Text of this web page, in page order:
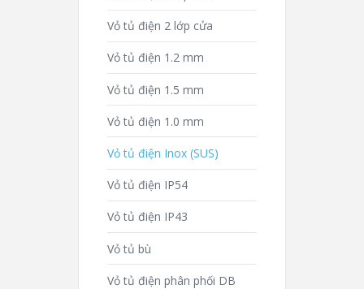
Vỏ tủ điện 2 lớp cửa
Vỏ tủ điện 1.2 mm
Vỏ tủ điện 1.5 mm
Vỏ tủ điện 1.0 mm
Vỏ tủ điện Inox (SUS)
Vỏ tủ điện IP54
Vỏ tủ điện IP43
Vỏ tủ bù
Vỏ tủ điện phân phối DB